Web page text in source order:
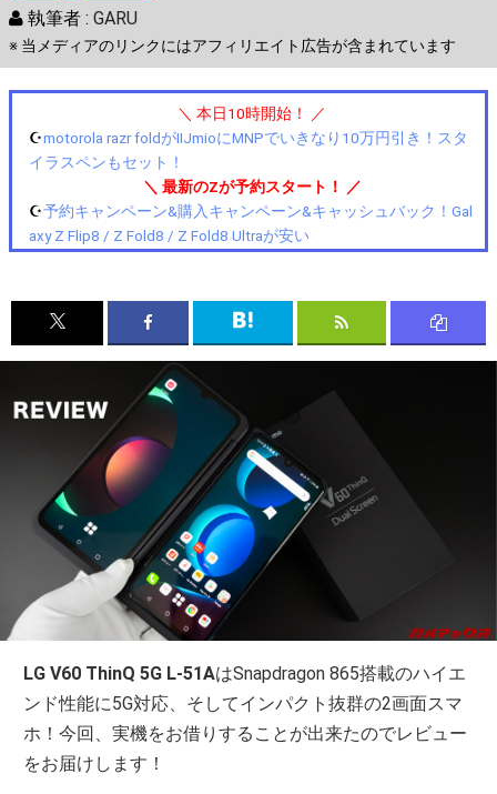
執筆者 : GARU
※ 当メディアのリンクにはアフィリエイト広告が含まれています
＼ 本日10時開始！ ／
☪️motorola razr foldがIIJmioにMNPでいきなり10万円引き！スタ
イラスペンもセット！
＼ 最新のZが予約スタート！ ／
☪️予約キャンペーン&購入キャンペーン&キャッシュバック！Gal
axy Z Flip8 / Z Fold8 / Z Fold8 Ultraが安い
LG V60 ThinQ 5G L-51AはSnapdragon 865搭載のハイエ
ンド性能に5G対応、そしてインパクト抜群の2画面スマ
ホ！今回、実機をお借りすることが出来たのでレビュー
をお届けします！